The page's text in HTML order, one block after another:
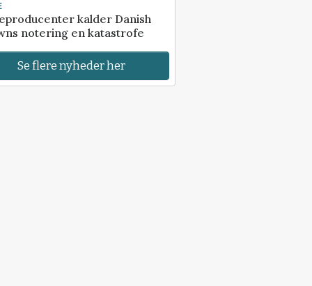
kalder Danish
notering en katastrofe
Se flere nyheder her